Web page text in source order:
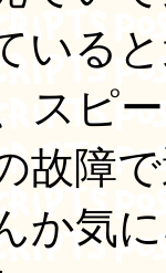
いる
スピ
障で
か気